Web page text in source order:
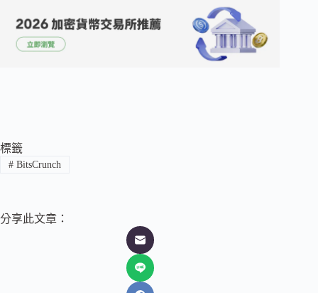
標籤
#BitsCrunch
分享此文章：